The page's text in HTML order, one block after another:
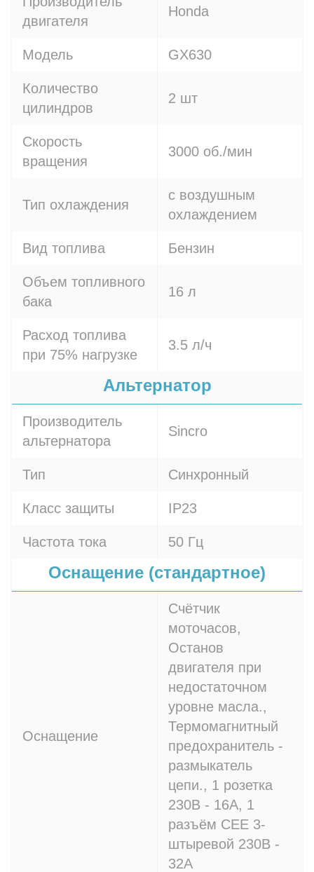
двигателя
Honda
Модель GX630
Количество
цилиндров
2 шт
Скорость
вращения
3000 об./мин
Тип охлаждения
с воздушным
охлаждением
Вид топлива Бензин
Объем топливного
бака
16 л
Расход топлива
при 75% нагрузке
3.5 л/ч
Альтернатор
Производитель
альтернатора
Sincro
Тип Синхронный
Класс защиты IP23
Частота тока 50 Гц
Оснащение (стандартное)
Оснащение
Счётчик
моточасов,
Останов
двигателя при
недостаточном
уровне масла.,
Термомагнитный
предохранитель -
размыкатель
цепи., 1 розетка
230В - 16A, 1
разъём CEE 3-
штыревой 230В -
32A